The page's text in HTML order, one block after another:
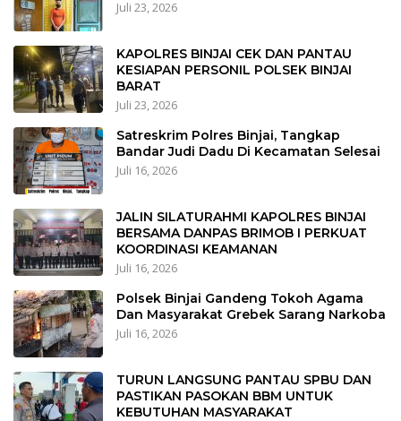
Juli 23, 2026
KAPOLRES BINJAI CEK DAN PANTAU
KESIAPAN PERSONIL POLSEK BINJAI
BARAT
Juli 23, 2026
Satreskrim Polres Binjai, Tangkap
Bandar Judi Dadu Di Kecamatan Selesai
Juli 16, 2026
JALIN SILATURAHMI KAPOLRES BINJAI
BERSAMA DANPAS BRIMOB I PERKUAT
KOORDINASI KEAMANAN
Juli 16, 2026
Polsek Binjai Gandeng Tokoh Agama
Dan Masyarakat Grebek Sarang Narkoba
Juli 16, 2026
TURUN LANGSUNG PANTAU SPBU DAN
PASTIKAN PASOKAN BBM UNTUK
KEBUTUHAN MASYARAKAT